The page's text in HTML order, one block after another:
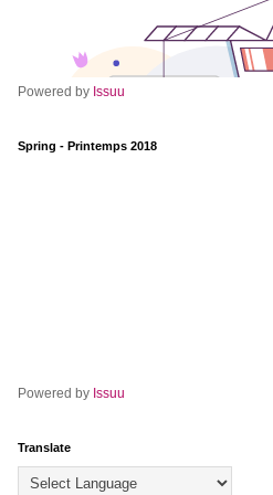
Powered by Issuu
Spring - Printemps 2018
Powered by Issuu
Translate